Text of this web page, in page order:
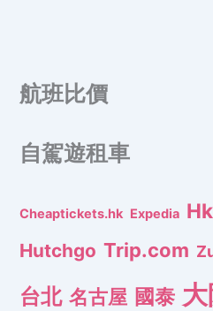
航班比價
自駕遊租車
Cheaptickets.hk Expedia
Hutchgo Trip.com
台北 名古屋 國泰